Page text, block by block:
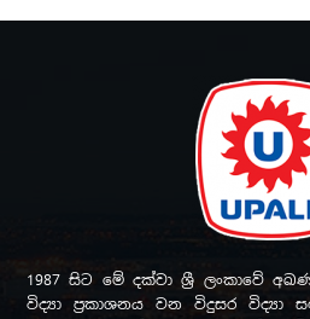
1987 සිට මේ දක්වා ශ්‍රී ලංකාවේ
විද්‍යා ප්‍රකාශනය වන විදුසර විද්‍යා